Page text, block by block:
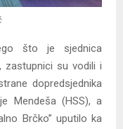
što je sjednica
zastupnici su vodili i
dopredsjednika
Mendeša (HSS), a
Brčko” uputilo ka